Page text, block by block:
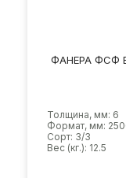
ФАНЕРА ФСФ
Толщина, мм: 6
Формат, мм:
Сорт: 3/3
Вес (кг.): 12.5